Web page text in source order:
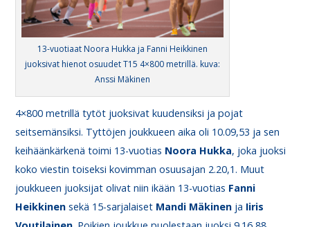
13-vuotiaat Noora Hukka ja Fanni Heikkinen
juoksivat hienot osuudet T15 4×800 metrillä. kuva:
Anssi Mäkinen
4×800 metrillä tytöt juoksivat kuudensiksi ja pojat
seitsemänsiksi. Tyttöjen joukkueen aika oli 10.09,53 ja sen
keihäänkärkenä toimi 13-vuotias Noora Hukka, joka juoksi
koko viestin toiseksi kovimman osuusajan 2.20,1. Muut
joukkueen juoksijat olivat niin ikään 13-vuotias Fanni
Heikkinen sekä 15-sarjalaiset Mandi Mäkinen ja Iiris